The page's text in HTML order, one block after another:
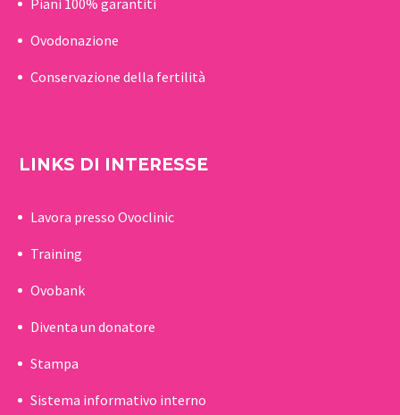
Ovodonazione
Conservazione della fertilità
LINKS DI INTERESSE
Lavora presso Ovoclinic
Training
Ovobank
Diventa un donatore
Stampa
Sistema informativo interno